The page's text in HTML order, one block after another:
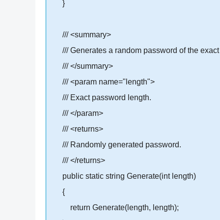
}
/// <summary>
/// Generates a random password of the exact
/// </summary>
/// <param name="length">
/// Exact password length.
/// </param>
/// <returns>
/// Randomly generated password.
/// </returns>
public static string Generate(int length)
{
return Generate(length, length);